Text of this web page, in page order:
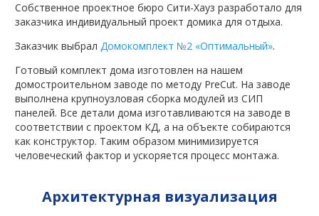
Собственное проектное бюро Сити-Хауз разработало для
заказчика индивидуальный проект домика для отдыха.
Заказчик выбрал Домокомплект №2 «Оптимальный».
Готовый комплект дома изготовлен на нашем
домостроительном заводе по методу PreCut. На заводе
выполнена крупноузловая сборка модулей из СИП
панелей. Все детали дома изготавливаются на заводе в
соответствии с проектом КД, а на объекте собираются
как конструктор. Таким образом минимизируется
человеческий фактор и ускоряется процесс монтажа.
Архитектурная визуализация